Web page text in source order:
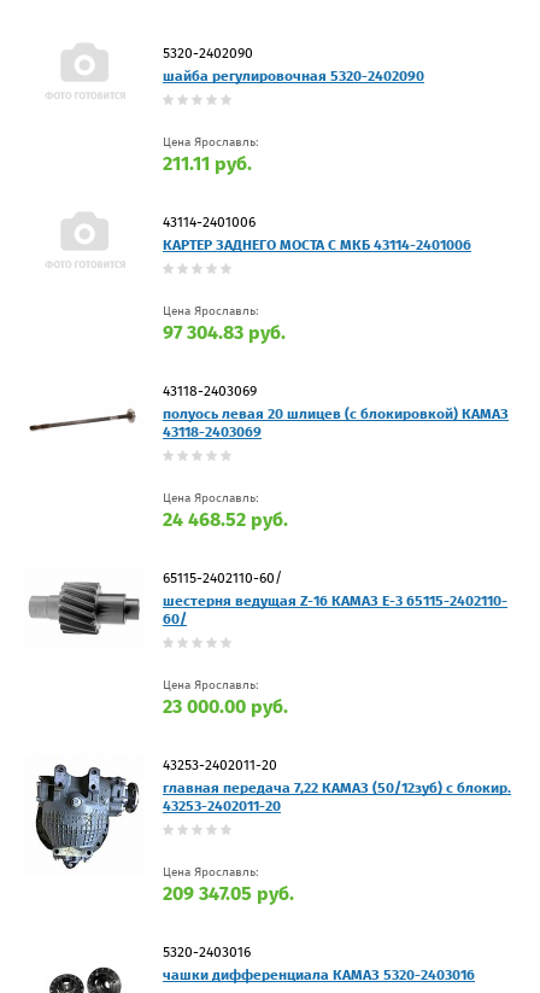
5320-2402090
шайба регулировочная 5320-2402090
Цена Ярославль:
211.11 руб.
43114-2401006
КАРТЕР ЗАДНЕГО МОСТА С МКБ 43114-2401006
Цена Ярославль:
97 304.83 руб.
43118-2403069
полуось левая 20 шлицев (с блокировкой) КАМАЗ
43118-2403069
Цена Ярославль:
24 468.52 руб.
65115-2402110-60/
шестерня ведущая Z-16 КАМАЗ Е-3 65115-2402110-
60/
Цена Ярославль:
23 000.00 руб.
43253-2402011-20
главная передача 7,22 КАМАЗ (50/12зуб) с блокир.
43253-2402011-20
Цена Ярославль:
209 347.05 руб.
5320-2403016
чашки дифференциала КАМАЗ 5320-2403016